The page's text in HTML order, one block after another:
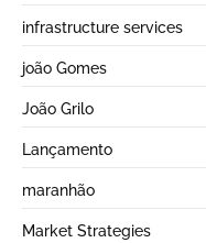
infrastructure services
joão Gomes
João Grilo
Lançamento
maranhão
Market Strategies